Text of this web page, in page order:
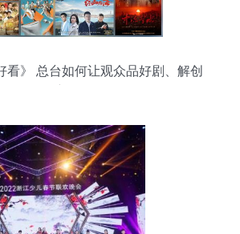
看》 总台如何让观众品好剧、解创